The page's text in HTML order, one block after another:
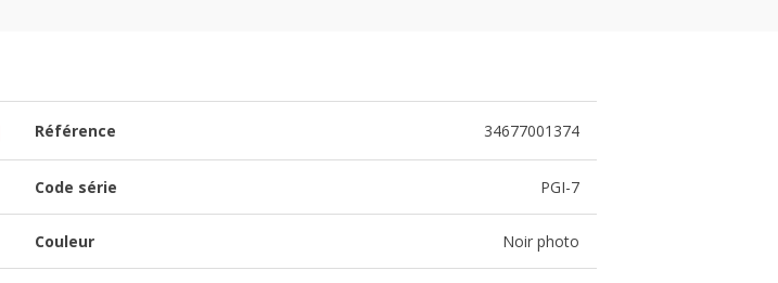
Référence 34677001374
Code série PGI-7
Couleur Noir photo